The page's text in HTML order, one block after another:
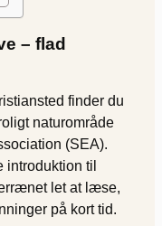
– flad
finder du
naturområde
(SEA).
introduktion til
let at læse,
på kort tid.